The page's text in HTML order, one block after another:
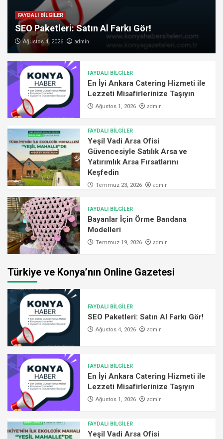
FAYDALI BİLGİLER
SEO Paketleri: Satın Al Farkı Gör!
Ağustos 4, 2026 admin
FAYDALI BİLGİLER
En İyi Ankara Catering Hizmeti ile
Lezzeti Misafirlerinize Taşıyın
Ağustos 1, 2026 admin
FAYDALI BİLGİLER
Yeşil Vadi Arsa Ofisi
Güvencesiyle Satılık Arsa ve
Yatırımlık Arsa Fırsatlarını
Keşfedin
Temmuz 23, 2026 admin
FAYDALI BİLGİLER
Bayanlar İçin Örme Bandana
Modelleri
Temmuz 19, 2026 admin
Türkiye ve Konya’nın Online Gazetesi
FAYDALI BİLGİLER
SEO Paketleri: Satın Al Farkı Gör!
Ağustos 4, 2026 admin
FAYDALI BİLGİLER
En İyi Ankara Catering Hizmeti ile
Lezzeti Misafirlerinize Taşıyın
Ağustos 1, 2026 admin
FAYDALI BİLGİLER
Yeşil Vadi Arsa Ofisi